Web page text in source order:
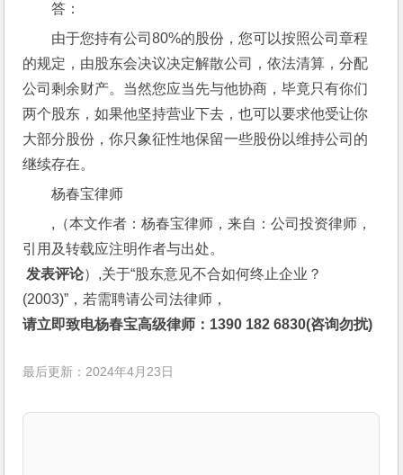
答：
由于您持有公司80%的股份，您可以按照公司章程
的规定，由股东会决议决定解散公司，依法清算，分配
公司剩余财产。当然您应当先与他协商，毕竟只有你们
两个股东，如果他坚持营业下去，也可以要求他受让你
大部分股份，你只象征性地保留一些股份以维持公司的
继续存在。
杨春宝律师
,（本文作者：杨春宝律师，来自：公司投资律师，
引用及转载应注明作者与出处。
发表评论）,关于“股东意见不合如何终止企业？
(2003)”，若需聘请公司法律师，
请立即致电杨春宝高级律师：1390 182 6830(咨询勿扰)
最后更新：2024年4月23日